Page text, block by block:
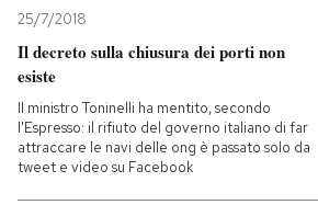
CALENDARIO
25/7/2018
Il decreto sulla chiusura dei porti non
esiste
Il ministro Toninelli ha mentito, secondo
l'Espresso: il rifiuto del governo italiano di far
attraccare le navi delle ong è passato solo da
tweet e video su Facebook